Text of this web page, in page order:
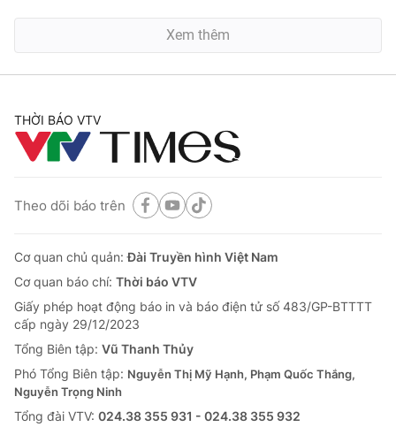
Xem thêm
THỜI BÁO VTV
Theo dõi báo trên
Cơ quan chủ quản:Đài Truyền hình Việt Nam
Cơ quan báo chí: Thời báo VTV
Giấy phép hoạt động báo in và báo điện tử số 483/GP-BTTTT
cấp ngày 29/12/2023
Tổng Biên tập: Vũ Thanh Thủy
Phó Tổng Biên tập: Nguyễn Thị Mỹ Hạnh, Phạm Quốc Thắng,
Nguyễn Trọng Ninh
Tổng đài VTV: 024.38 355 931 - 024.38 355 932